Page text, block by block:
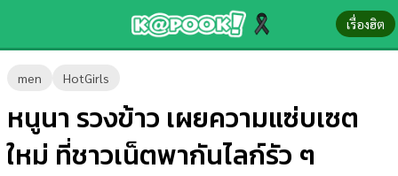
เรื่องฮิต
men HotGirls
หนูนา รวงข้าว เผยความแซ่บเซต
ใหม่ ที่ชาวเน็ตพากันไลก์รัว ๆ
ข่าว-
ความ
รู้